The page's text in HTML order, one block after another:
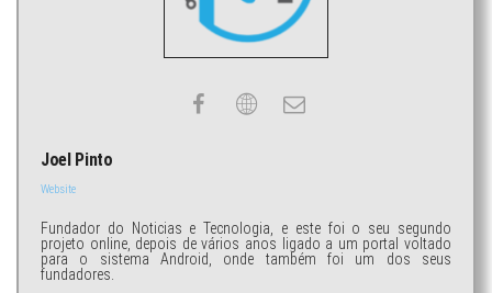
Joel Pinto
Website
Fundador do Noticias e Tecnologia, e este foi o seu segundo
projeto online, depois de vários anos ligado a um portal voltado
para o sistema Android, onde também foi um dos seus
fundadores.